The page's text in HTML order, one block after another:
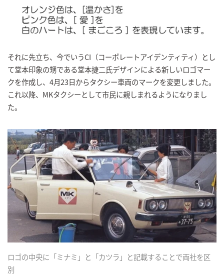
それに先立ち、今でいうCI（コーポレートアイデンティティ）とし
て堂本印象の甥である堂本捷二氏デザインによる新しいロゴマー
クを作成し、4月23日からタクシー車両のマークを変更しました。
これ以降、MKタクシーとして市民に親しまれるようになりまし
た。
ロゴの中央に「ミナミ」と「カツラ」と記載することで両社を区
別